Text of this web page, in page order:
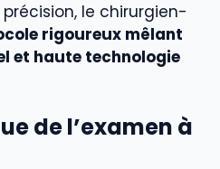
le chirurgien-
rigoureux mêlant
et haute technologie
de l’examen à